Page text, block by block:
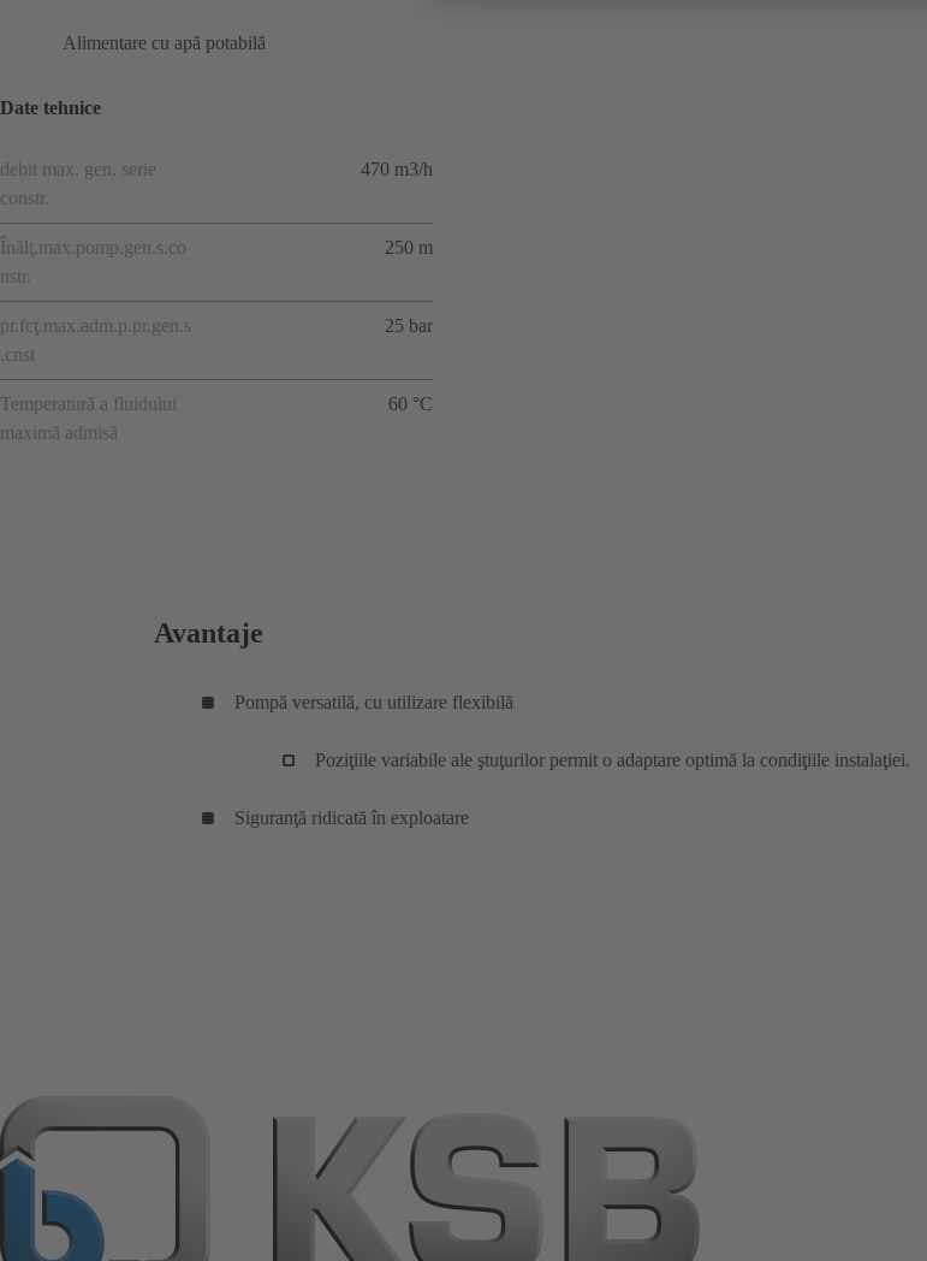
Alimentare cu apă potabilă
Date tehnice
debit max. gen. serie
constr.
470 m3/h
Înălţ.max.pomp.gen.s.co
nstr.
250 m
pr.fcţ.max.adm.p.pr.gen.s
.cnst
25 bar
Temperatură a fluidului
maximă admisă
60 °C
Avantaje
Pompă versatilă, cu utilizare flexibilă
Poziţiile variabile ale ştuţurilor permit o adaptare optimă la condiţiile instalaţiei.
Siguranţă ridicată în exploatare